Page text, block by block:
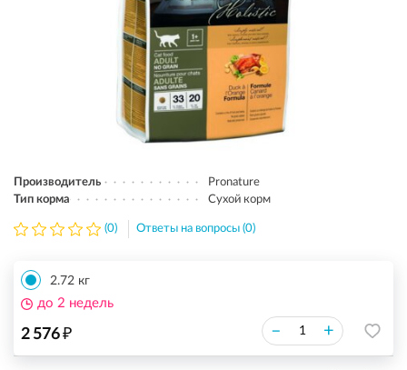
Производитель
Pronature
Тип корма
Сухой корм
(0) Ответы на вопросы (0)
2.72 кг
2 576₽ – +
до 2 недель